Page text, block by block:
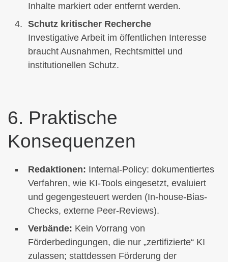
Inhalte markiert oder entfernt werden.
Schutz kritischer Recherche
Investigative Arbeit im öffentlichen Interesse
braucht Ausnahmen, Rechtsmittel und
institutionellen Schutz.
6. Praktische
Konsequenzen
Redaktionen: Internal-Policy: dokumentiertes
Verfahren, wie KI-Tools eingesetzt, evaluiert
und gegengesteuert werden (In-house-Bias-
Checks, externe Peer-Reviews).
Verbände: Kein Vorrang von
Förderbedingungen, die nur „zertifizierte“ KI
zulassen; stattdessen Förderung der